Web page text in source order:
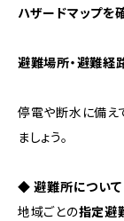
ハザードマップを
避難場所・避難経
停電や断水に備え
ましょう。
◆ 避難所について
地域ごとの指定避